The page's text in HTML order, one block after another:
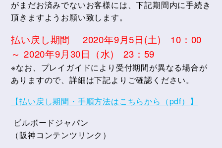
がまだお済みでないお客様には、下記期間内に手続き
頂きますようお願い致します。
払い戻し期間 2020年9月5日(土) 10：00
～ 2020年9月30日（水) 23：59
※なお、プレイガイドにより受付期間が異なる場合が
ありますので、詳細は下記よりご確認ください。
【払い戻し期間・手順方法はこちらから（pdf）】
ビルボードジャパン
（阪神コンテンツリンク）